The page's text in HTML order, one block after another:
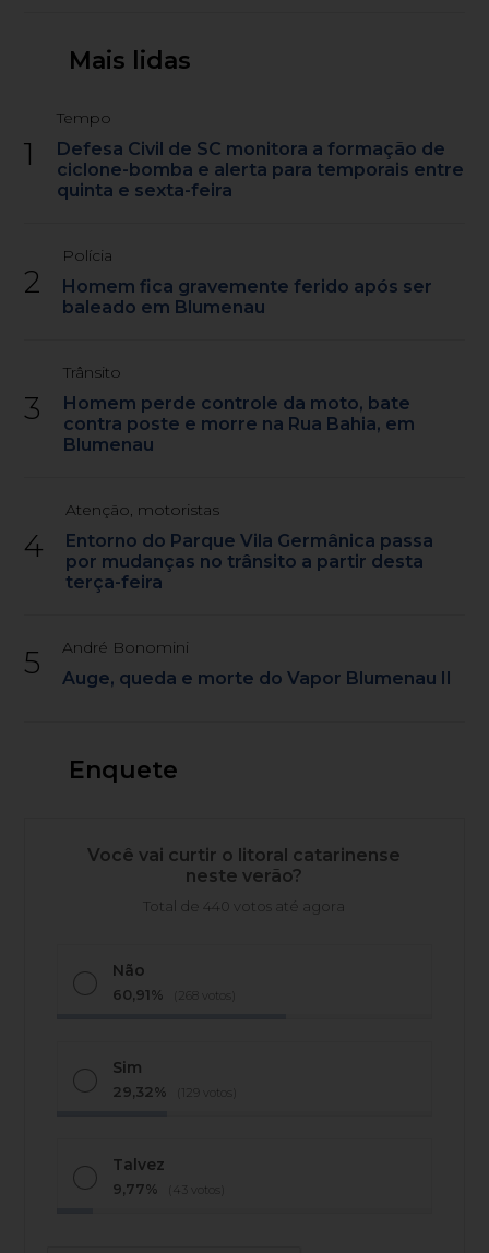
Mais lidas
1
Tempo
Defesa Civil de SC monitora a formação de
ciclone-bomba e alerta para temporais entre
quinta e sexta-feira
2
Polícia
Homem fica gravemente ferido após ser
baleado em Blumenau
3
Trânsito
Homem perde controle da moto, bate
contra poste e morre na Rua Bahia, em
Blumenau
4
Atenção, motoristas
Entorno do Parque Vila Germânica passa
por mudanças no trânsito a partir desta
terça-feira
5 André Bonomini
Auge, queda e morte do Vapor Blumenau II
Enquete
Você vai curtir o litoral catarinense
neste verão?
Total de 440 votos até agora
Não
60,91% (268 votos)
Sim
29,32% (129 votos)
Talvez
9,77% (43 votos)